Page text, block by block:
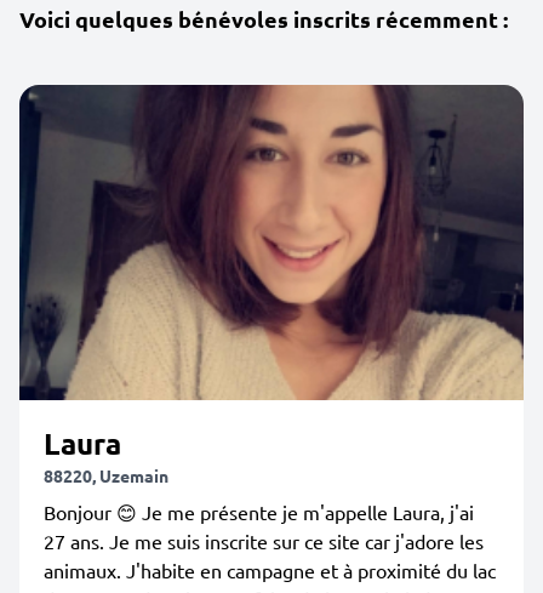
Voici quelques bénévoles inscrits récemment :
Laura
88220, Uzemain
Bonjour 😊 Je me présente je m'appelle Laura, j'ai
27 ans. Je me suis inscrite sur ce site car j'adore les
animaux. J'habite en campagne et à proximité du lac